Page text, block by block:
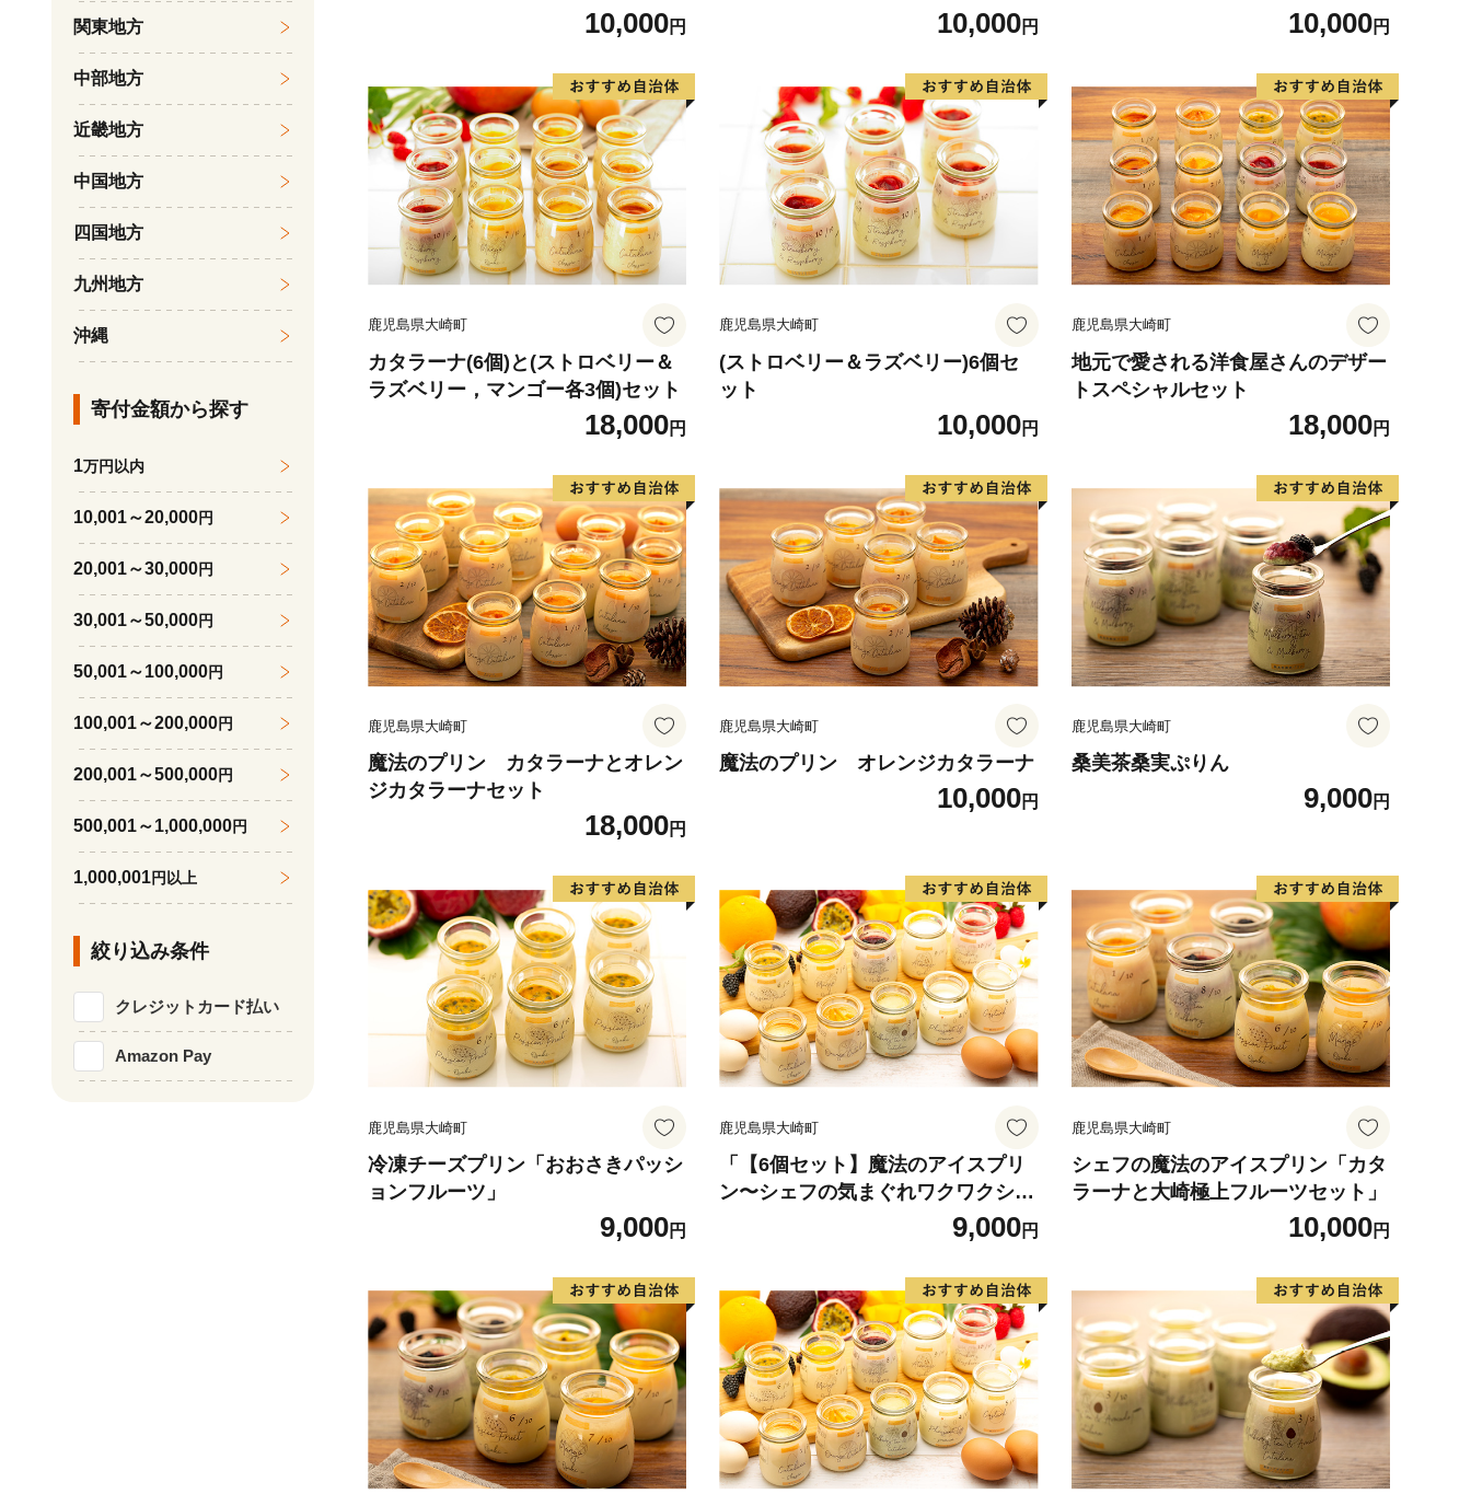
10,000円
ツ1個・マンゴー1個)セット10,000円
ツ1個・マンゴー1個)セット10,000円
鹿児島県大崎町
カタラーナ(6個)と(ストロベリー＆
ラズベリー，マンゴー各3個)セット
18,000円
鹿児島県大崎町
(ストロベリー＆ラズベリー)6個セ
ット
10,000円
鹿児島県大崎町
地元で愛される洋食屋さんのデザー
トスペシャルセット
18,000円
鹿児島県大崎町
魔法のプリン カタラーナとオレン
ジカタラーナセット
18,000円
鹿児島県大崎町
魔法のプリン オレンジカタラーナ
10,000円
鹿児島県大崎町
桑美茶桑実ぷりん
9,000円
鹿児島県大崎町
冷凍チーズプリン「おおさきパッシ
ョンフルーツ」
9,000円
鹿児島県大崎町
「【6個セット】魔法のアイスプリ
ン〜シェフの気まぐれワクワクシー
クレットBOX〜【限定セット】」
9,000円
鹿児島県大崎町
シェフの魔法のアイスプリン「カタ
ラーナと大崎極上フルーツセット」
10,000円
関東地方
中部地方
近畿地方
中国地方
四国地方
九州地方
沖縄
寄付金額から探す
1万円以内
10,001～20,000円
20,001～30,000円
30,001～50,000円
50,001～100,000円
100,001～200,000円
200,001～500,000円
500,001～1,000,000円
1,000,001円以上
絞り込み条件
クレジットカード払い
Amazon Pay